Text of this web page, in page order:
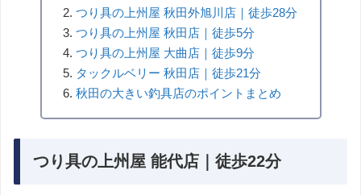
つり具の上州屋 秋田外旭川店｜徒歩28分
つり具の上州屋 秋田店｜徒歩5分
つり具の上州屋 大曲店｜徒歩9分
タックルベリー 秋田店｜徒歩21分
秋田の大きい釣具店のポイントまとめ
つり具の上州屋 能代店｜徒歩22分